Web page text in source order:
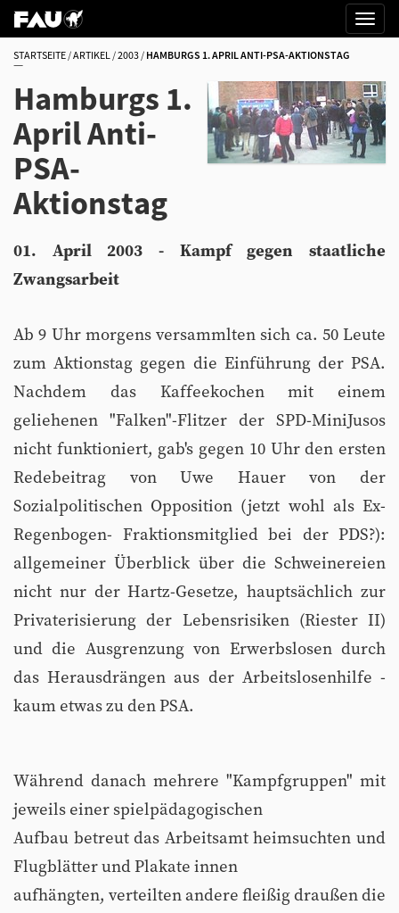
STARTSEITE ARTIKEL 2003 HAMBURGS 1. APRIL ANTI-PSA-AKTIONSTAG
Hamburgs 1.
April Anti-
PSA-
Aktionstag
01. April 2003 - Kampf gegen staatliche
Zwangsarbeit
Ab 9 Uhr morgens versammlten sich ca. 50 Leute
zum Aktionstag gegen die Einführung der PSA.
Nachdem das Kaffeekochen mit einem
geliehenen "Falken"-Flitzer der SPD-MiniJusos
nicht funktioniert, gab's gegen 10 Uhr den ersten
Redebeitrag von Uwe Hauer von der
Sozialpolitischen Opposition (jetzt wohl als Ex-
Regenbogen- Fraktionsmitglied bei der PDS?):
allgemeiner Überblick über die Schweinereien
nicht nur der Hartz-Gesetze, hauptsächlich zur
Privaterisierung der Lebensrisiken (Riester II)
und die Ausgrenzung von Erwerbslosen durch
das Herausdrängen aus der Arbeitslosenhilfe -
kaum etwas zu den PSA.
Während danach mehrere "Kampfgruppen" mit
jeweils einer spielpädagogischen
Aufbau betreut das Arbeitsamt heimsuchten und
Flugblätter und Plakate innen
aufhängten, verteilten andere fleißig draußen die